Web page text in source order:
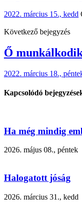
2022. március 15., kedd
Következő bejegyzés
Ő
2022. március 18.,
Kapcsolódó
Ha még mindig
2026. május 08., péntek
Halogatott jóság
2026. március 31., kedd